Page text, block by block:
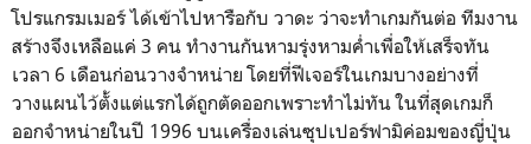
โปรแกรมเมอร์ ได้เข้าไปหารือกับ วาดะ ว่าจะทำเกมกันต่อ ทีมงาน
สร้างจึงเหลือแค่ 3 คน ทำงานกันหามรุ่งหามค่ำเพื่อให้เสร็จทัน
เวลา 6 เดือนก่อนวางจำหน่าย โดยที่ฟีเจอร์ในเกมบางอย่างที่
วางแผนไว้ตั้งแต่แรกได้ถูกตัดออกเพราะทำไม่ทัน ในที่สุดเกมก็
ออกจำหน่ายในปี 1996 บนเครื่องเล่นซุปเปอร์ฟามิค่อมของญี่ปุ่น